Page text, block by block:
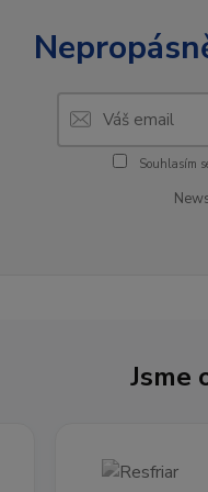
Souhlasím
Jsme